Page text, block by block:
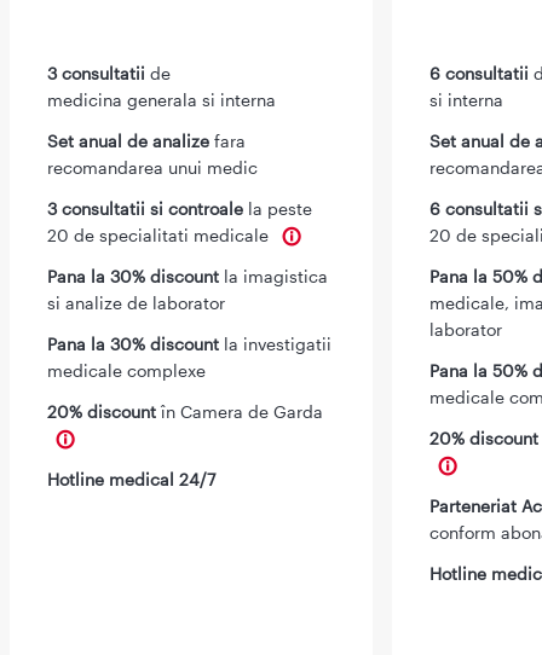
3 consultatii de
medicina generala si interna
Set anual de analize fara
recomandarea unui medic
3 consultatii si controale la peste
20 de specialitati medicale
Pana la 30% discount la imagistica
si analize de laborator
Pana la 30% discount la investigatii
medicale complexe
20% discount în Camera de Garda
Hotline medical 24/7
6 consultatii
si interna
Set anual de
6 consultatii
20 de
Pana la 50%
medicale,
laborator
Pana la 50%
medicale
20%
Parteneriat
conform
Hotline